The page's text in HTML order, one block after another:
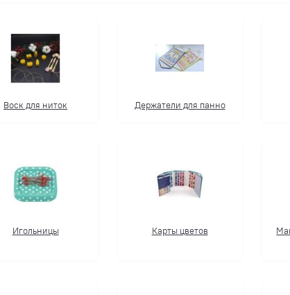
Воск для ниток Держатели для панно
Игольницы Карты цветов